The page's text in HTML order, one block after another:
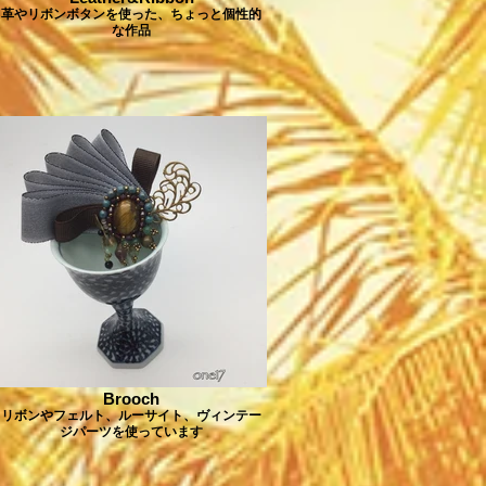
革やリボンボタンを使った、ちょっと個性的
な作品
Brooch
リボンやフェルト、ルーサイト、ヴィンテー
ジパーツを使っています